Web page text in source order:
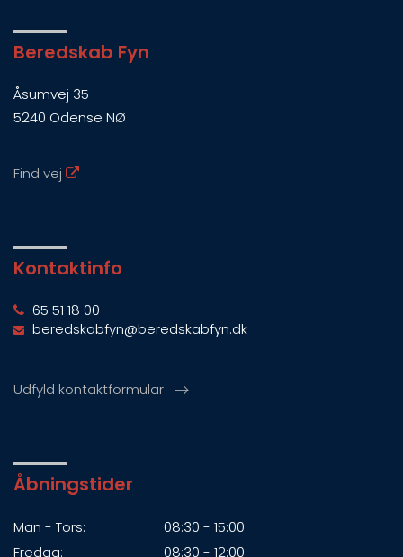
Beredskab Fyn
Åsumvej 35
5240 Odense NØ
Find vej
Kontaktinfo
65 51 18 00
beredskabfyn@beredskabfyn.dk
Udfyld kontaktformular
Åbningstider
Man - Tors:
08:30 - 15:00
Fredag:
08:30 - 12:00